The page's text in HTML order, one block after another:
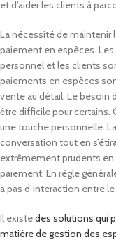
et d’aider les clients à
La nécessité de maintenir
paiement en espèces.
personnel et les clients
paiements en espèces
vente au détail. Le besoin
être difficile pour certains.
une touche personnelle.
conversation tout en
extrêmement prudents en
paiement. En règle
a pas d’interaction entre
Il existedes solutions qui
matière de gestion des